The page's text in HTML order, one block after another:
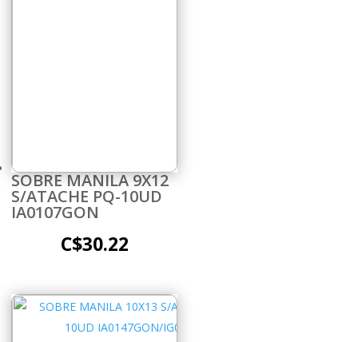
SOBRE MANILA 9X12
S/ATACHE PQ-10UD
IA0107GON
C$30.22